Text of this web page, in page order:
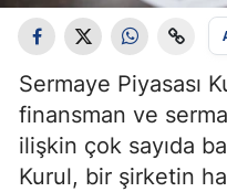
Sermaye Piyasası
finansman ve
ilişkin çok sayıda
Kurul, bir şirketin